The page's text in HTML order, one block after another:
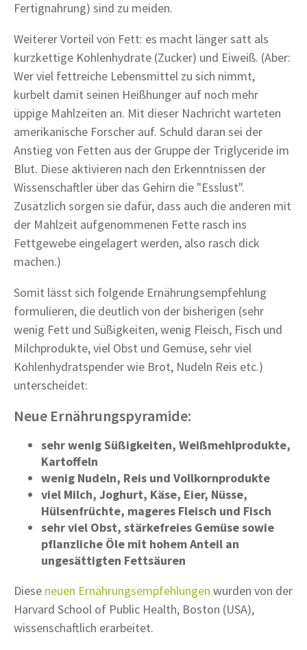
Fertignahrung) sind zu meiden.
Weiterer Vorteil von Fett: es macht länger satt als
kurzkettige Kohlenhydrate (Zucker) und Eiweiß. (Aber:
Wer viel fettreiche Lebensmittel zu sich nimmt,
kurbelt damit seinen Heißhunger auf noch mehr
üppige Mahlzeiten an. Mit dieser Nachricht warteten
amerikanische Forscher auf. Schuld daran sei der
Anstieg von Fetten aus der Gruppe der Triglyceride im
Blut. Diese aktivieren nach den Erkenntnissen der
Wissenschaftler über das Gehirn die "Esslust".
Zusätzlich sorgen sie dafür, dass auch die anderen mit
der Mahlzeit aufgenommenen Fette rasch ins
Fettgewebe eingelagert werden, also rasch dick
machen.)
Somit lässt sich folgende Ernährungsempfehlung
formulieren, die deutlich von der bisherigen (sehr
wenig Fett und Süßigkeiten, wenig Fleisch, Fisch und
Milchprodukte, viel Obst und Gemüse, sehr viel
Kohlenhydratspender wie Brot, Nudeln Reis etc.)
unterscheidet:
Neue Ernährungspyramide:
sehr wenig Süßigkeiten, Weißmehlprodukte,
Kartoffeln
wenig Nudeln, Reis und Vollkornprodukte
viel Milch, Joghurt, Käse, Eier, Nüsse,
Hülsenfrüchte, mageres Fleisch und Fisch
sehr viel Obst, stärkefreies Gemüse sowie
pflanzliche Öle mit hohem Anteil an
ungesättigten Fettsäuren
Diese neuen Ernährungsempfehlungen wurden von der
Harvard School of Public Health, Boston (USA),
wissenschaftlich erarbeitet.